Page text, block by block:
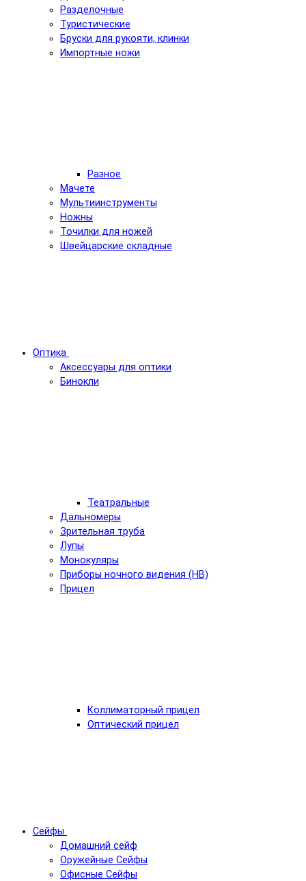
Разделочные
Туристические
Бруски для рукояти, клинки
Импортные ножи
Разное
Мачете
Мультиинструменты
Ножны
Точилки для ножей
Швейцарские складные
Оптика
Аксессуары для оптики
Бинокли
Театральные
Дальномеры
Зрительная труба
Лупы
Монокуляры
Приборы ночного видения (НВ)
Прицел
Коллиматорный прицел
Оптический прицел
Сейфы
Домашний сейф
Оружейные Сейфы
Офисные Сейфы